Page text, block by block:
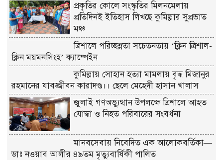
প্রকৃতির কোলে সংস্কৃতির মিলনমেলায়
প্রতিদিনই ইতিহাস লিখছে কুমিল্লার সুপ্রভাত
মঞ্চ
ত্রিশালে পরিচ্ছন্নতা সচেতনতায় ‘ক্লিন ত্রিশাল-
ক্লিন ময়মনসিংহ’ ক্যাম্পেইন
কুমিল্লায় সোহান হত্যা মামলায় বৃদ্ধ মিজানুর
রহমানের যাবজ্জীবন কারাদণ্ড।। ছেলে মেহেদী হাসান খালাস
জুলাই গণঅভ্যুত্থান উপলক্ষে ত্রিশালে আহত
যোদ্ধা ও নিহত পরিবারের সংবর্ধনা
মানবসেবায় নিবেদিত এক আলোকবর্তিকা—
ডাঃ নওয়াব আলীর ৪৯তম মৃত্যুবার্ষিকী পালিত